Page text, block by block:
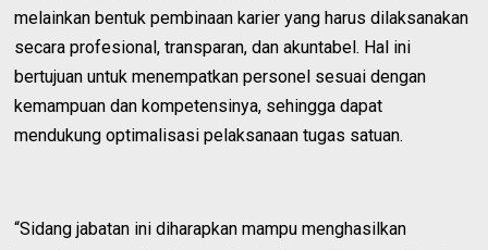
melainkan bentuk pembinaan karier yang harus dilaksanakan
secara profesional, transparan, dan akuntabel. Hal ini
bertujuan untuk menempatkan personel sesuai dengan
kemampuan dan kompetensinya, sehingga dapat
mendukung optimalisasi pelaksanaan tugas satuan.
“Sidang jabatan ini diharapkan mampu menghasilkan